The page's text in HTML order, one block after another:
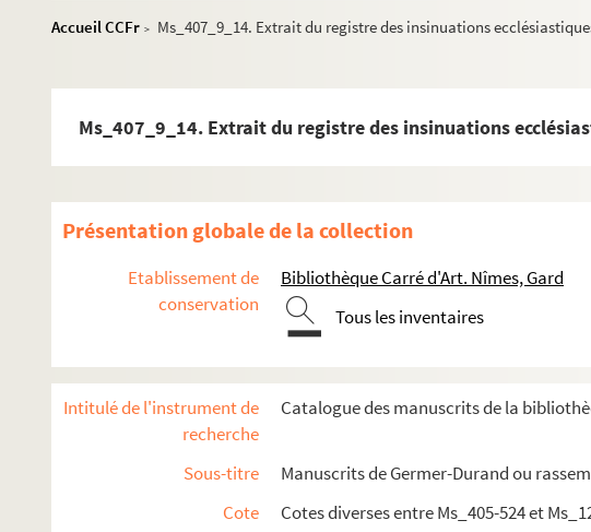
Accueil CCFr >
Ms_407_9_14. Extrait du registre des insinuations
Ms_407_9_14. Extrait du registre des insinuations
Présentation globale de la collection
Etablissement de
conservation
Bibliothèque Carré d'Art. Nîmes, Gard
Tous les inventaires
Intitulé de l'instrument de
recherche
Catalogue des manuscrits de la
Sous-titre
Manuscrits de Germer-Durand ou
Cote
Cotes diverses entre Ms_405-524 et
Ms_406. Documents et copie de documents d'époques diverses.
Ms_407_1. Copie de pièces extraites des archives de l'hôpital.
Ms_407_4. Copie d'actes extraits des archives municipales.
Ms_407_6. Copie de l'inventaire de Henri Durand, marchand tailleur
Ms_407_7. Liste des testaments reçus par Me Seguin, notaire à Nimes, de
Ms_407_9. Copie de documents et notes diverses.
Ms_407_9_1. Bail d'adjudication des consuls de Sainte-Anastasie
Ms_407_9_2. « Plainte de l'Église aux Fanatiques ».